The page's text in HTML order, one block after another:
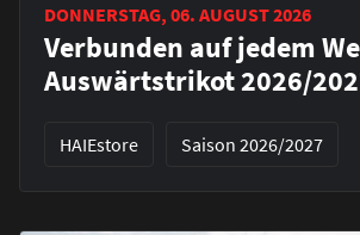
DONNERSTAG, 06. AUGUST 2026
Verbunden auf jedem
Auswärtstrikot 2026/
HAIEstore Saison 2026/2027